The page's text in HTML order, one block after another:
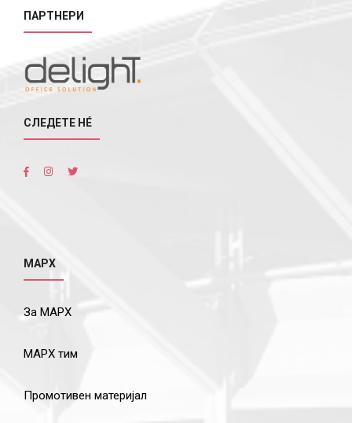
ПАРТНЕРИ
СЛЕДЕТЕ НÉ
МАРХ
За МАРХ
МАРХ тим
Промотивен материјал